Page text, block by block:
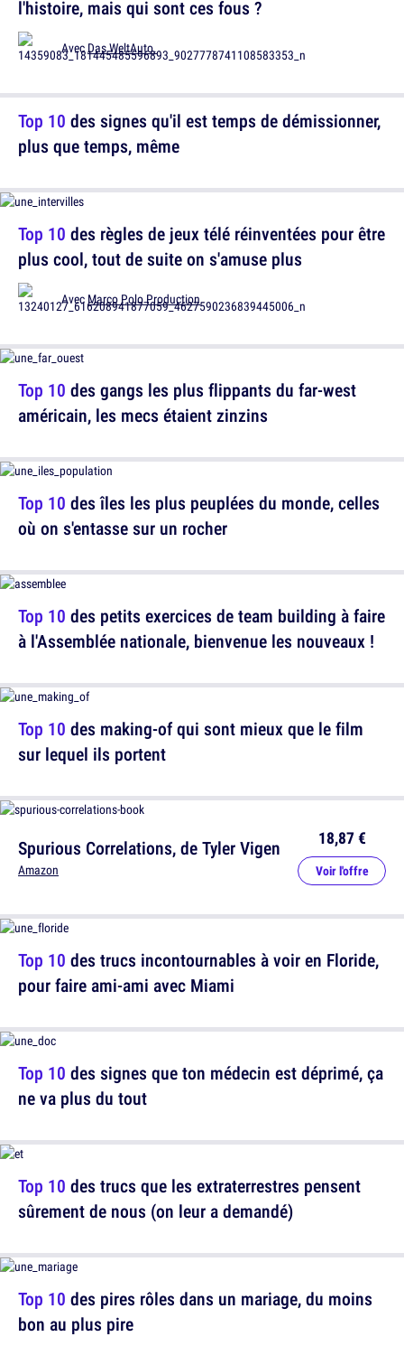
l'histoire, mais qui sont ces fous ?
AvecDas WeltAuto.
Top 10 des règles de jeux télé réinventées pour être
plus cool, tout de suite on s'amuse plus
AvecMarco Polo Production
Top 10 des îles les plus peuplées du monde, celles
où on s'entasse sur un rocher
Top 10 des making-of qui sont mieux que le film
sur lequel ils portent
Top 10 des signes que ton médecin est déprimé, ça
ne va plus du tout
Top 10 des pires rôles dans un mariage, du moins
bon au plus pire
Top 10 des signes qu'il est temps de démissionner,
plus que temps, même
Top 10 des gangs les plus flippants du far-west
américain, les mecs étaient zinzins
Top 10 des petits exercices de team building à faire
à l'Assemblée nationale, bienvenue les nouveaux !
Spurious Correlations, de Tyler Vigen
Amazon
18,87 €
Voir l'offre
Top 10 des trucs incontournables à voir en Floride,
pour faire ami-ami avec Miami
Top 10 des trucs que les extraterrestres pensent
sûrement de nous (on leur a demandé)